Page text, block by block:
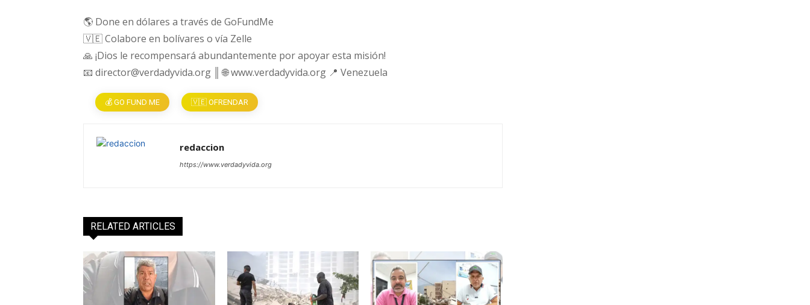
🌎 Done en dólares a través de GoFundMe
🇻🇪 Colabore en bolívares o vía Zelle
🙏 ¡Dios le recompensará abundantemente por apoyar esta misión!
📧 director@verdadyvida.org ║ 🌐 www.verdadyvida.org 📍 Venezuela
💰 GO FUND ME 🇻🇪 OFRENDAR
redaccion
https://www.verdadyvida.org
RELATED ARTICLES